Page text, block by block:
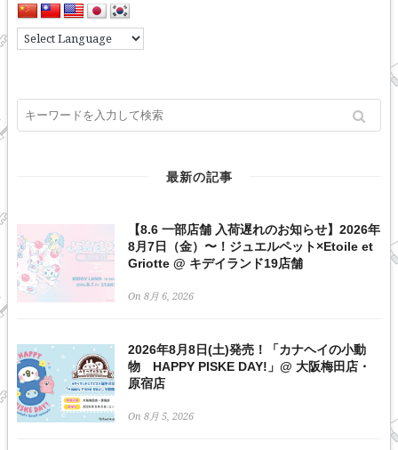
最新の記事
【8.6 一部店舗 入荷遅れのお知らせ】2026年
8月7日（金）〜！ジュエルペット×Etoile et
Griotte @ キデイランド19店舗
On 8月 6, 2026
2026年8月8日(土)発売！「カナヘイの小動
物 HAPPY PISKE DAY!」@ 大阪梅田店・
原宿店
On 8月 5, 2026